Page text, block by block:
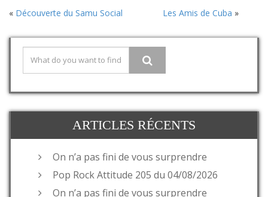
« Découverte du Samu Social Les Amis de Cuba »
ARTICLES RÉCENTS
On n’a pas fini de vous surprendre
Pop Rock Attitude 205 du 04/08/2026
On n’a pas fini de vous surprendre